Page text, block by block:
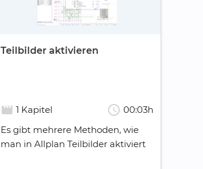
Teilbilder aktivieren
movie_creation 1 Kapitel schedule 00:03h
Es gibt mehrere Methoden, wie
man in Allplan Teilbilder aktiviert